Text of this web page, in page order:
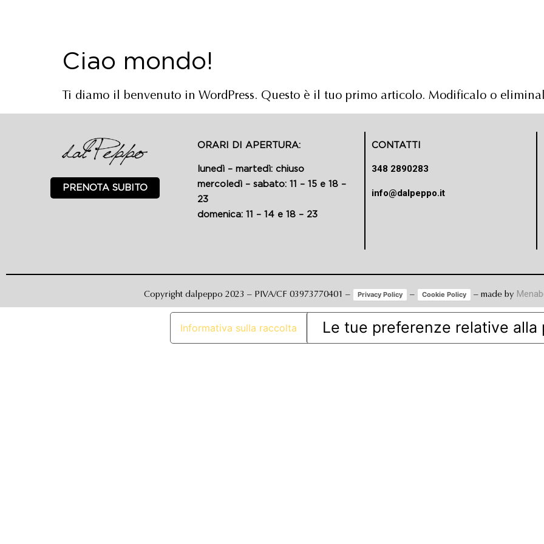
Ciao mondo!
Ti diamo il benvenuto in WordPress. Questo è il tuo primo articolo. Modificalo o
PRENOTA SUBITO
ORARI DI APERTURA:
lunedì – martedì: chiuso
mercoledì – sabato: 11 – 15 e 18 –
23
domenica: 11 – 14 e 18 – 23
CONTATTI
348 2890283
info@dalpeppo.it
Copyright dalpeppo 2023 – PIVA/CF 03973770401 – Privacy Policy – Cookie Policy – made by
Informativa sulla raccolta Le tue preferenze relative alla